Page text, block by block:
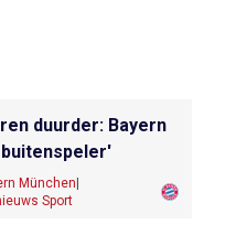
duurder: Bayern
München
Sport